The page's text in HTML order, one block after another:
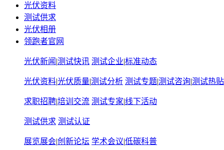
光伏资料
测试供求
光伏相册
领跑者官网
光伏新闻 |测试快讯 测试企业|标准动态
光伏资料|光伏质量|测试分析 测试专题|测试咨询|测试热贴
求职招聘|培训交流 测试专家|线下活动
测试供求 测试认证
展览展会|创新论坛 学术会议|低碳科普